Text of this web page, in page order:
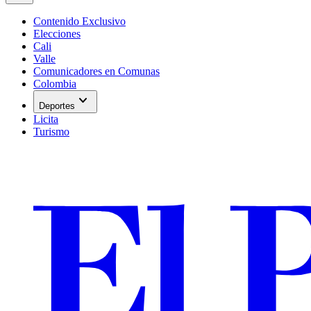
Contenido Exclusivo
Elecciones
Cali
Valle
Comunicadores en Comunas
Colombia
Deportes expand_more
Licita
Turismo